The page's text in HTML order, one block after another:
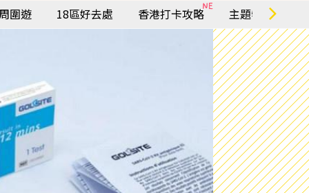
圍遊 18區好去處 香港打卡攻略 主題特集